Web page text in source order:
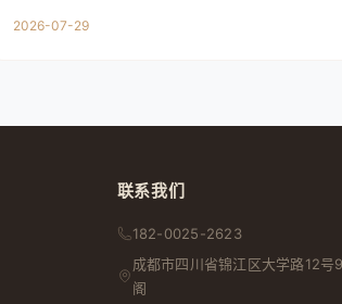
端，
2026-07-29
联系我们
182-0025-2623
成都市四川省锦江区大学路12号
阁